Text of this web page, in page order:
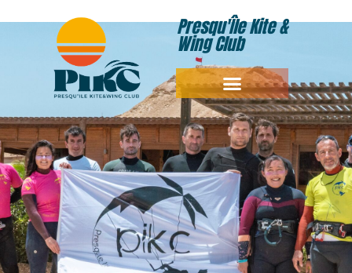
Presqu'Île Kite &
Wing Club